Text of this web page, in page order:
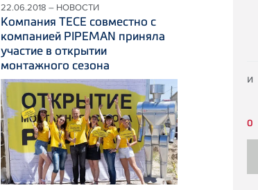
и
0
22.06.2018 – НОВОСТИ
Компания ТЕСЕ совместно с
компанией PIPEMAN приняла
участие в открытии
монтажного сезона